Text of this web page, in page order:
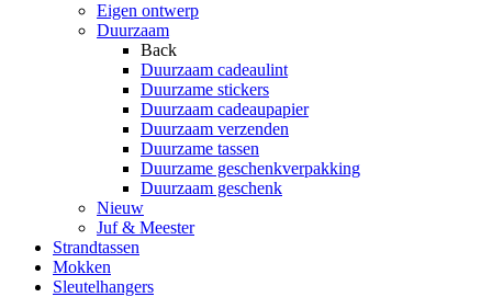
Eigen ontwerp
Duurzaam
Back
Duurzaam cadeaulint
Duurzame stickers
Duurzaam cadeaupapier
Duurzaam verzenden
Duurzame tassen
Duurzame geschenkverpakking
Duurzaam geschenk
Nieuw
Juf & Meester
Strandtassen
Mokken
Sleutelhangers